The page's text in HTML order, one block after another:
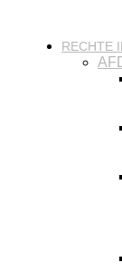
RECHTE